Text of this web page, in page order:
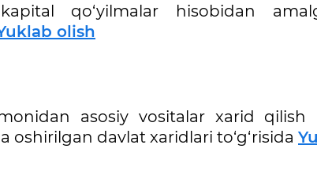
qo‘yilmalar hisobidan
olish
asosiy vositalar xarid qilish
oshirilgan davlat xaridlari to‘g‘risida